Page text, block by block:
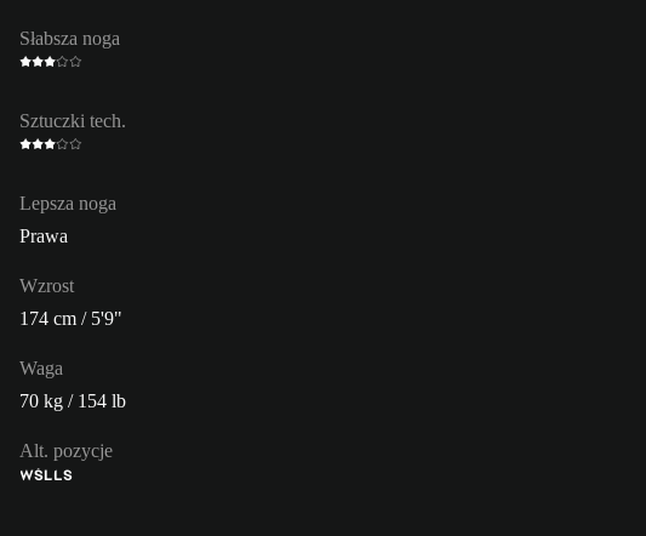
Słabsza noga
Sztuczki tech.
Lepsza noga
Prawa
Wzrost
174 cm / 5'9"
Waga
70 kg / 154 lb
Alt. pozycje
WŚLLS